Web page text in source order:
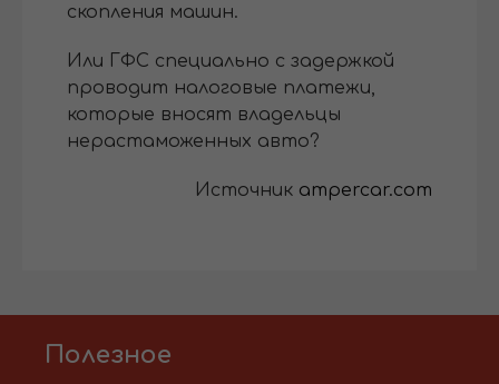
скопления машин.
Или ГФС специально с задержкой
проводит налоговые платежи,
которые вносят владельцы
нерастаможенных авто?
Источник ampercar.com
Полезное